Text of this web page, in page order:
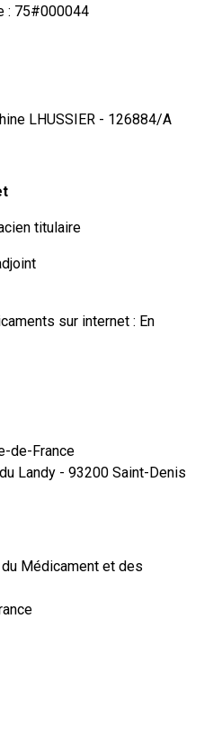
: 75#000044
LHUSSIER - 126884/A
titulaire
sur internet : En
de-France
Landy - 93200 Saint-Denis
Médicament et des